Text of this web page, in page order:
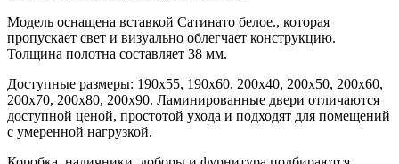
Модель оснащена вставкой Сатинато белое., которая
пропускает свет и визуально облегчает конструкцию.
Толщина полотна составляет 38 мм.
Доступные размеры: 190х55, 190х60, 200х40, 200х50, 200х60,
200х70, 200х80, 200х90. Ламинированные двери отличаются
доступной ценой, простотой ухода и подходят для помещений
с умеренной нагрузкой.